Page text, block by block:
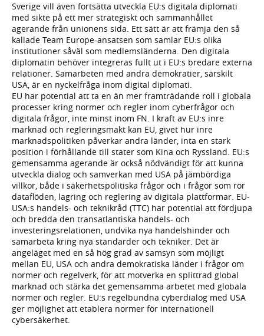
Sverige vill även fortsätta utveckla EU:s digitala diplomati
med sikte på ett mer strategiskt och sammanhållet
agerande från unionens sida. Ett sätt är att främja den så
kallade Team Europe-ansatsen som samlar EU:s olika
institutioner såväl som medlemsländerna. Den digitala
diplomatin behöver integreras fullt ut i EU:s bredare externa
relationer. Samarbeten med andra demokratier, särskilt
USA, är en nyckelfråga inom digital diplomati.
EU har potential att ta en än mer framträdande roll i globala
processer kring normer och regler inom cyberfrågor och
digitala frågor, inte minst inom FN. I kraft av EU:s inre
marknad och regleringsmakt kan EU, givet hur inre
marknadspolitiken påverkar andra länder, inta en stark
position i förhållande till stater som Kina och Ryssland. EU:s
gemensamma agerande är också nödvändigt för att kunna
utveckla dialog och samverkan med USA på jämbördiga
villkor, både i säkerhetspolitiska frågor och i frågor som rör
dataflöden, lagring och reglering av digitala plattformar. EU-
USA:s handels- och teknikråd (TTC) har potential att fördjupa
och bredda den transatlantiska handels- och
investeringsrelationen, undvika nya handelshinder och
samarbeta kring nya standarder och tekniker. Det är
angeläget med en så hög grad av samsyn som möjligt
mellan EU, USA och andra demokratiska länder i frågor om
normer och regelverk, för att motverka en splittrad global
marknad och stärka det gemensamma arbetet med globala
normer och regler. EU:s regelbundna cyberdialog med USA
ger möjlighet att etablera normer för internationell
cybersäkerhet.